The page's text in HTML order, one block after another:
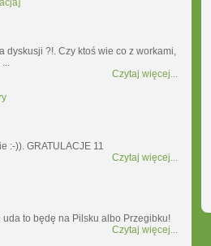
dyskusji ?!. Czy ktoś wie co z workami,
Czytaj więcej...
:-)). GRATULACJE 11
Czytaj więcej...
to będę na Pilsku albo Przegibku!
Czytaj więcej...